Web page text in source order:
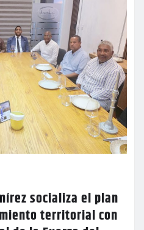
socializa el plan
territorial con